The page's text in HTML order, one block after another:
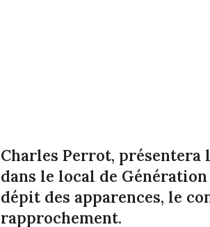
Charles Perrot,
dans le local de
dépit des apparences, le
rapprochement.